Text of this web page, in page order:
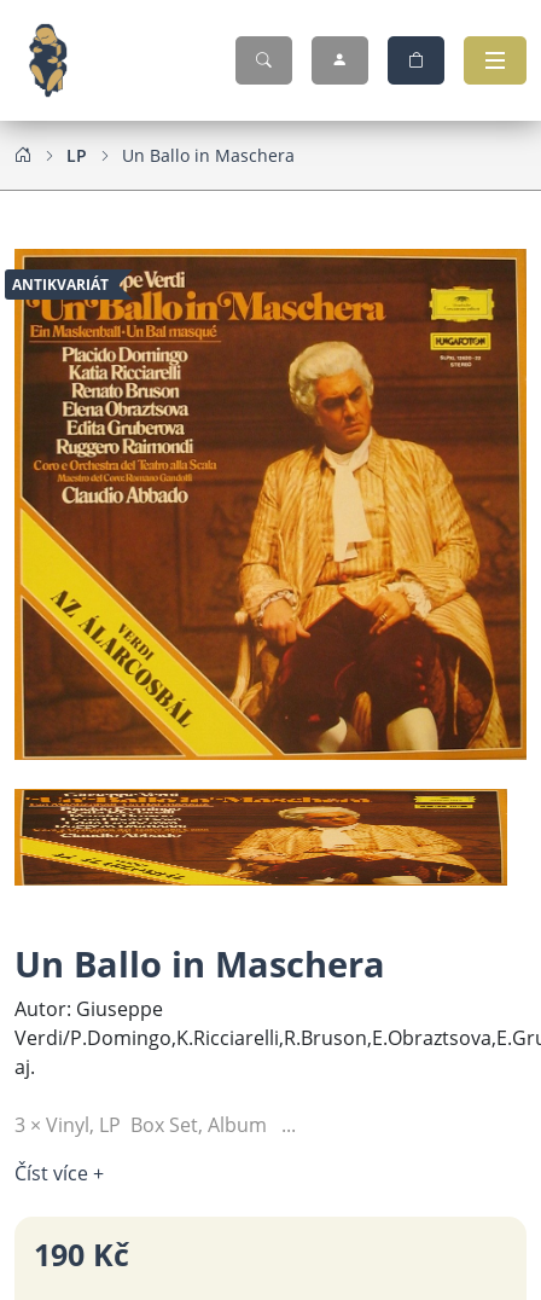
LP Un Ballo in Maschera
ANTIKVARIÁT
Un Ballo in Maschera
Autor: Giuseppe
Verdi/
aj.
3 × Vinyl, LP Box Set, Album ...
Číst více +
190 Kč